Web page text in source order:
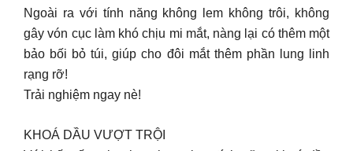
Ngoài ra với tính năng không lem không trôi, không
gây vón cục làm khó chịu mi mắt, nàng lại có thêm một
bảo bối bỏ túi, giúp cho đôi mắt thêm phần lung linh
rạng rỡ!
Trải nghiệm ngay nè!
KHOÁ DẦU VƯỢT TRỘI